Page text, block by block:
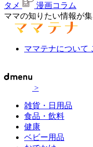
タメ
漫画コラム
ママの知りたい情報が
ママテナについて
>
雑貨・日用品
食品・飲料
健康
ベビー用品